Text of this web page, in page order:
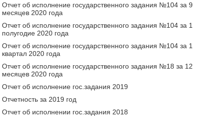
Отчет об исполнение государственного задания №104 за 9
месяцев 2020 года
Отчет об исполнение государственного задания №104 за 1
полугодие 2020 года
Отчет об исполнение государственного задания №104 за 1
квартал 2020 года
Отчет об исполнение государственного задания №18 за 12
месяцев 2020 года
Отчет об исполнение гос.задания 2019
Отчетность за 2019 год
Отчет об исполнении гос.задания 2018